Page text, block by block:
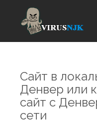
Сайт в
Денвер или
сайт с
сети